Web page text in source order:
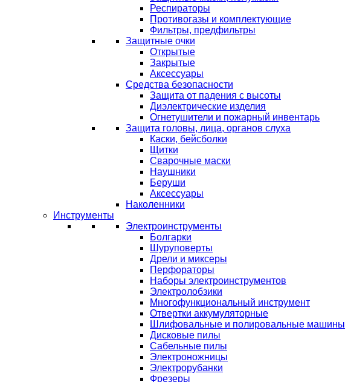
Респираторы
Противогазы и комплектующие
Фильтры, предфильтры
Защитные очки
Открытые
Закрытые
Аксессуары
Средства безопасности
Защита от падения с высоты
Диэлектрические изделия
Огнетушители и пожарный инвентарь
Защита головы, лица, органов слуха
Каски, бейсболки
Щитки
Сварочные маски
Наушники
Беруши
Аксессуары
Наколенники
Инструменты
Электроинструменты
Болгарки
Шуруповерты
Дрели и миксеры
Перфораторы
Наборы электроинструментов
Электролобзики
Многофункциональный инструмент
Отвертки аккумуляторные
Шлифовальные и полировальные машины
Дисковые пилы
Сабельные пилы
Электроножницы
Электрорубанки
Фрезеры